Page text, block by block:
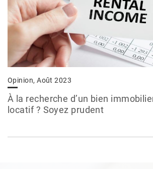
Opinion, Août 2023
À la recherche d’un bien
locatif ? Soyez prudent